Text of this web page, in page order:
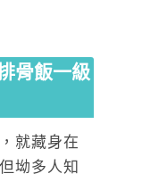
骨飯一級
就藏身在
坳多人知